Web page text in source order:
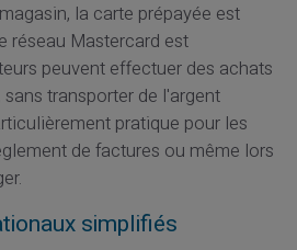
la carte prépayée est
réseau Mastercard est
peuvent effectuer des achats
transporter de l'argent
pratique pour les
de factures ou même lors
simplifiés